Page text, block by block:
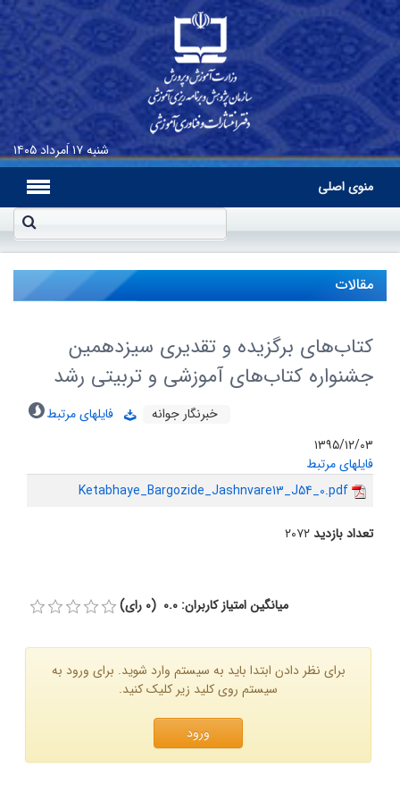
شنبه۱۷ اَمرداد ۱۴۰۵
منوی اصلی
مقالات
کتاب‌های برگزیده و تقدیری سیزدهمین
جشنواره کتاب‌های آموزشی و تربیتی رشد
خبرنگار جوانه
فایلهای مرتبط
۱۳۹۵/۱۲/۰۳
فایلهای مرتبط
Ketabhaye_Bargozide_Jashnvare13_J54_0.pdf
تعداد بازدید۲۰۷۲
میانگین امتیاز کاربران: 0.0 (0 رای)
برای نظر دادن ابتدا باید به سیستم وارد شوید. برای ورود به
سیستم روی کلید زیر کلیک کنید.
ورود